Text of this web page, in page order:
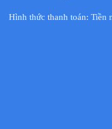
Hình thức thanh toán: Tiền